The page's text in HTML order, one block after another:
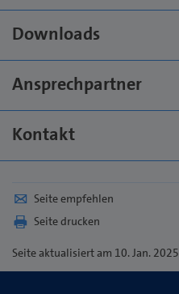
Downloads
Ansprechpartner
Kontakt
Seite empfehlen
Seite drucken
Seiteaktualisiert am 10. Jan. 2025